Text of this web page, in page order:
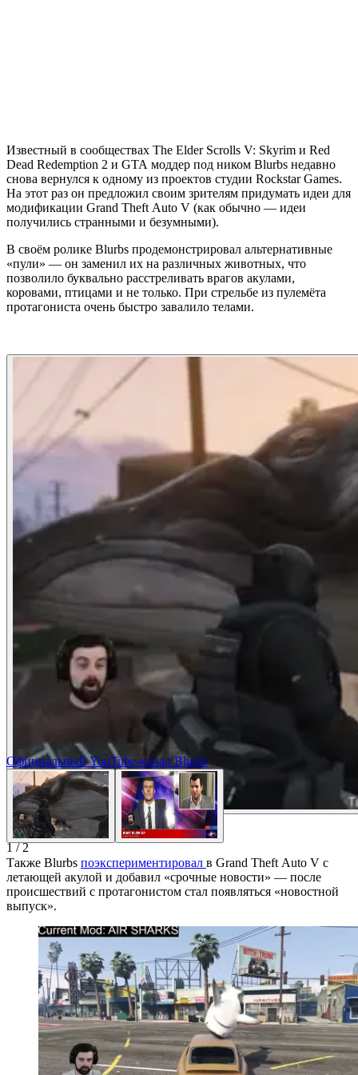
Известный в сообществах The Elder Scrolls V: Skyrim и Red
Dead Redemption 2 и GTA моддер под ником Blurbs недавно
снова вернулся к одному из проектов студии Rockstar Games.
На этот раз он предложил своим зрителям придумать идеи для
модификации Grand Theft Auto V (как обычно — идеи
получились странными и безумными).
В своём ролике Blurbs продемонстрировал альтернативные
«пули» — он заменил их на различных животных, что
позволило буквально расстреливать врагов акулами,
коровами, птицами и не только. При стрельбе из пулемёта
протагониста очень быстро завалило телами.
1/2
Официальный YouTube-канал Blurbs
Также Blurbs поэкспериментировал в Grand Theft Auto V с
летающей акулой и добавил «срочные новости» — после
происшествий с протагонистом стал появляться «новостной
выпуск».